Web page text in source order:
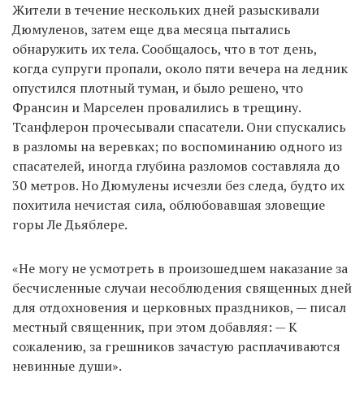
Жители в течение нескольких дней разыскивали
Дюмуленов, затем еще два месяца пытались
обнаружить их тела. Сообщалось, что в тот день,
когда супруги пропали, около пяти вечера на ледник
опустился плотный туман, и было решено, что
Франсин и Марселен провалились в трещину.
Тсанфлерон прочесывали спасатели. Они спускались
в разломы на веревках; по воспоминанию одного из
спасателей, иногда глубина разломов составляла до
30 метров. Но Дюмулены исчезли без следа, будто их
похитила нечистая сила, облюбовавшая зловещие
горы Ле Дьяблере.
«Не могу не усмотреть в произошедшем наказание за
бесчисленные случаи несоблюдения священных дней
для отдохновения и церковных праздников, — писал
местный священник, при этом добавляя: — К
сожалению, за грешников зачастую расплачиваются
невинные души».